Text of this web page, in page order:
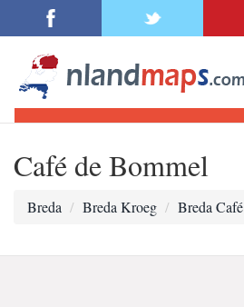
Café de Bommel
Breda Breda Kroeg Breda Café